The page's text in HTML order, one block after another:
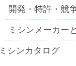
開発・特許・競
ミシンメーカー
ミシンカタログ